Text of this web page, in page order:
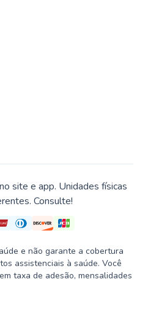
site e app. Unidades físicas
Consulte!
e não garante a cobertura
assistenciais à saúde. Você
taxa de adesão, mensalidades